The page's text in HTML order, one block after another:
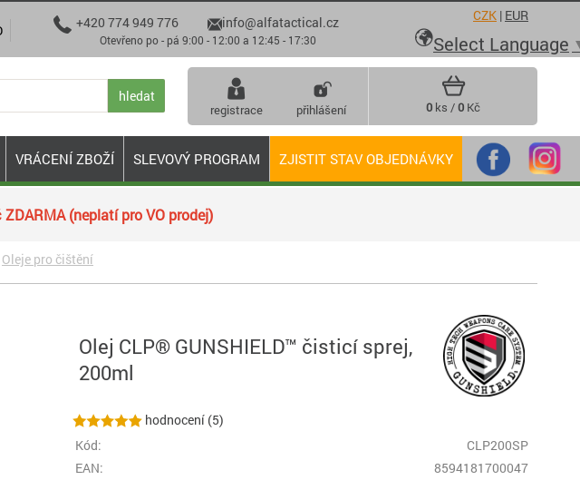
(neplatí pro VO prodej)
Oleje pro čištění
Olej CLP® GUNSHIELD™ čisticí sprej,
200ml
hodnocení (5)
Kód:
CLP200SP
EAN:
8594181700047
VRÁCENÍ ZBOŽÍ SLEVOVÝ PROGRAM ZJISTIT STAV OBJEDNÁVKY
hledat
registrace přihlášení 0 ks /0 Kč
 +420 774 949 776info@alfatactical.cz
Otevřeno po - pá 9:00 - 12:00 a 12:45 - 17:30
CZK | EUR
Select Language